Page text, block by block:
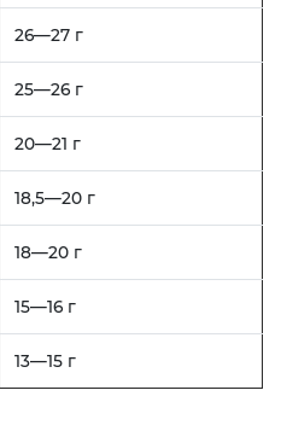
26—27 г
25—26 г
20—21 г
18,5—20 г
18—20 г
15—16 г
13—15 г